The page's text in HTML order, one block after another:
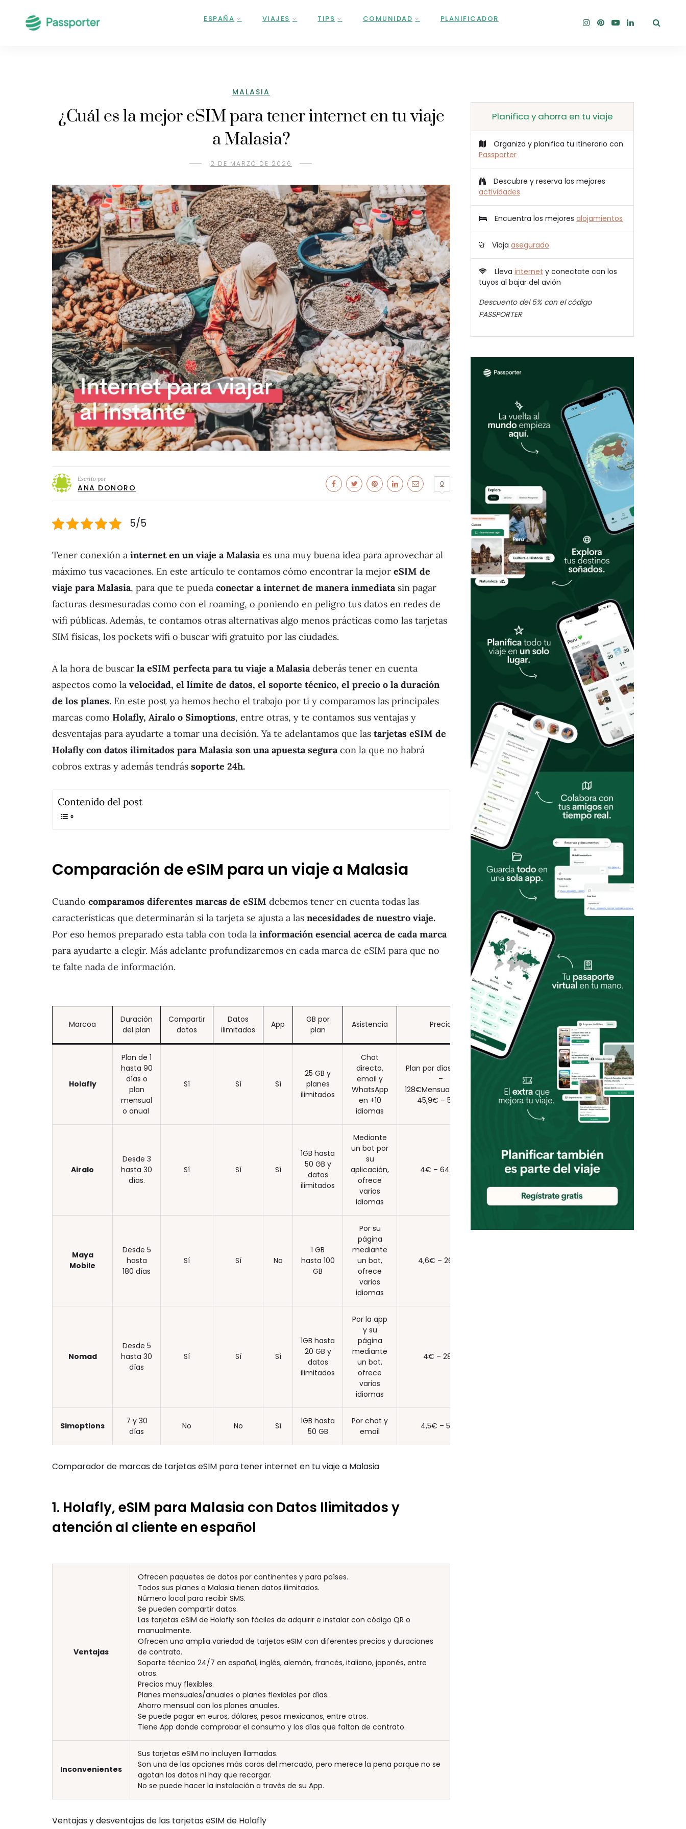
ESPAÑA VIAJES TIPS COMUNIDAD PLANIFICADOR
MALASIA
¿Cuál es la mejor eSIM para tener internet en tu viaje
a Malasia?
2 DE MARZO DE 2026
Escrito por
ANA DONORO 0
5/5
Tener conexión a internet en un viaje a Malasiaes una muy buena idea para aprovechar al
máximo tus vacaciones. En este artículo te contamos cómo encontrar la mejor eSIM de
viaje para Malasia, para que te pueda conectar a internet de manera inmediatasin pagar
facturas desmesuradas como con el roaming, o poniendo en peligro tus datos en redes de
wifi públicas. Además, te contamos otras alternativas algo menos prácticas como las tarjetas
SIM físicas, los pockets wifi o buscar wifi gratuito por las ciudades.
A la hora de buscar la eSIM perfecta para tu viaje a Malasiadeberás tener en cuenta
aspectos como la velocidad, el límite de datos, el soporte técnico, el precio o la duración
de los planes. En este post ya hemos hecho el trabajo por ti y comparamos las principales
marcas como Holafly, Airalo o Simoptions, entre otras, y te contamos sus ventajas y
desventajas para ayudarte a tomar una decisión. Ya te adelantamos que las tarjetas eSIM de
Holafly con datos ilimitados para Malasia son una apuesta seguracon la que no habrá
cobros extras y además tendrás soporte 24h.
Contenido del post
Comparación de eSIM para un viaje a Malasia
Cuando comparamos diferentes marcas de eSIM debemos tener en cuenta todas las
características que determinarán si la tarjeta se ajusta a las necesidades de nuestro viaje.
Por eso hemos preparado esta tabla con toda la información esencial acerca de cada marca
para ayudarte a elegir. Más adelante profundizaremos en cada marca de eSIM para que no
te falte nada de información.
Marcoa
Duración
del plan
Compartir
datos
Datos
ilimitados
App
GB por
plan
Asistencia Precio Trustpilot Puntuación
Holafly
Plan de 1
hasta 90
días o
plan
mensual
o anual
Sí Sí Sí
25 GB y
planes
ilimitados
Chat
directo,
email y
WhatsApp
en +10
idiomas
Plan por días: 3,79€
–
128€Mensual/anual:
45,9€ – 561€
4,7
Airalo
Desde 3
hasta 30
días.
Sí Sí Sí
1GB hasta
50 GB y
datos
ilimitados
Mediante
un bot por
su
aplicación,
ofrece
varios
idiomas
4€ – 64,5€ 4,0 3.9
Maya
Mobile
Desde 5
hasta
180 días
Sí Sí No
1 GB
hasta 100
GB
Por su
página
mediante
un bot,
ofrece
varios
idiomas
4,6€ – 260€
Nomad
Desde 5
hasta 30
días
Sí Sí Sí
1GB hasta
20 GB y
datos
ilimitados
Por la app
y su
página
mediante
un bot,
ofrece
varios
idiomas
4€ – 28€
Simoptions
7 y 30
días
No No Sí
1GB hasta
50 GB
Por chat y
email
4,5€ – 59€
Comparador de marcas de tarjetas eSIM para tener internet en tu viaje a Malasia
1. Holafly, eSIM para Malasia con Datos Ilimitados y
atención al cliente en español
Ventajas
Ofrecen paquetes de datos por continentes y para países.
Todos sus planes a Malasia tienen datos ilimitados.
Número local para recibir SMS.
Se pueden compartir datos.
Las tarjetas eSIM de Holafly son fáciles de adquirir e instalar con código QR o
manualmente.
Ofrecen una amplia variedad de tarjetas eSIM con diferentes precios y duraciones
de contrato.
Soporte técnico 24/7 en español, inglés, alemán, francés, italiano, japonés, entre
otros.
Precios muy flexibles.
Planes mensuales/anuales o planes flexibles por días.
Ahorro mensual con los planes anuales.
Se puede pagar en euros, dólares, pesos mexicanos, entre otros.
Tiene App donde comprobar el consumo y los días que faltan de contrato.
Inconvenientes
Sus tarjetas eSIM no incluyen llamadas.
Son una de las opciones más caras del mercado, pero merece la pena porque no se
agotan los datos ni hay que recargar.
No se puede hacer la instalación a través de su App.
Ventajas y desventajas de las tarjetas eSIM de Holafly
Planifica y ahorra en tu viaje
Organiza y planifica tu itinerario con
Passporter
Descubre y reserva las mejores
actividades
Encuentra los mejores alojamientos
Viaja asegurado
Lleva internet y conectate con los
tuyos al bajar del avión
Descuento del 5% con el código
PASSPORTER